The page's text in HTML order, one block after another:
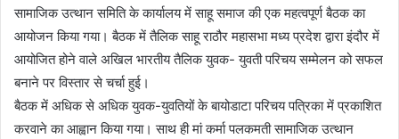
सामाजिक उत्थान समिति के कार्यालय में साहू समाज की एक महत्वपूर्ण बैठक का
आयोजन किया गया। बैठक में तैलिक साहू राठौर महासभा मध्य प्रदेश द्वारा इंदौर में
आयोजित होने वाले अखिल भारतीय तैलिक युवक- युवती परिचय सम्मेलन को सफल
बनाने पर विस्तार से चर्चा हुई।
बैठक में अधिक से अधिक युवक-युवतियों के बायोडाटा परिचय पत्रिका में प्रकाशित
करवाने का आह्वान किया गया। साथ ही मां कर्मा पलकमती सामाजिक उत्थान